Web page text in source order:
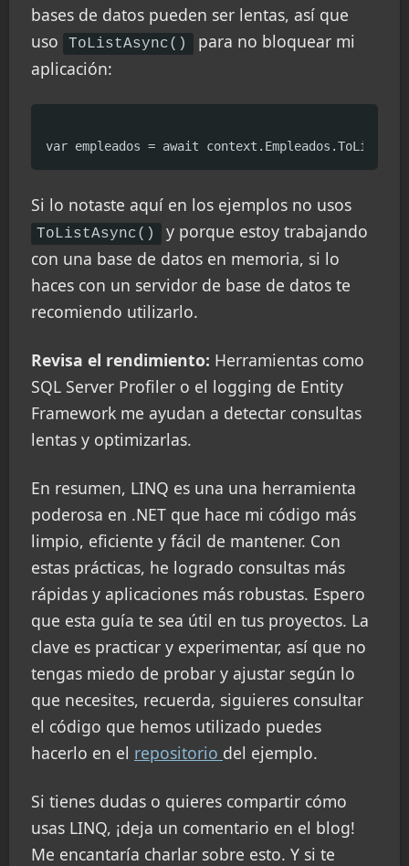
bases de datos pueden ser lentas, así que
uso
ToListAsync()
para no bloquear mi
aplicación:
Si lo notaste aquí en los ejemplos no usos
ToListAsync()
y porque estoy trabajando
con una base de datos en memoria, si lo
haces con un servidor de base de datos te
recomiendo utilizarlo.
Revisa el rendimiento: Herramientas como
SQL Server Profiler o el logging de Entity
Framework me ayudan a detectar consultas
lentas y optimizarlas.
En resumen, LINQ es una una herramienta
poderosa en .NET que hace mi código más
limpio, eficiente y fácil de mantener. Con
estas prácticas, he logrado consultas más
rápidas y aplicaciones más robustas. Espero
que esta guía te sea útil en tus proyectos. La
clave es practicar y experimentar, así que no
tengas miedo de probar y ajustar según lo
que necesites, recuerda, siguieres consultar
el código que hemos utilizado puedes
hacerlo en el repositorio del ejemplo.
Si tienes dudas o quieres compartir cómo
usas LINQ, ¡deja un comentario en el blog!
Me encantaría charlar sobre esto. Y si te